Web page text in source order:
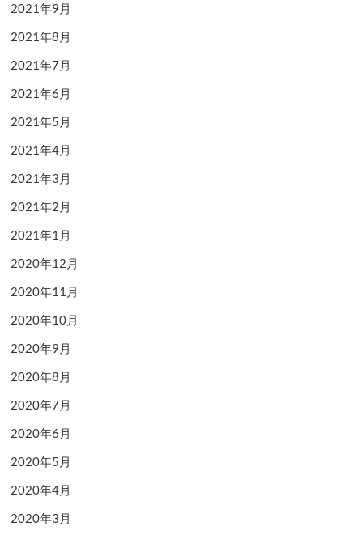
2021年9月
2021年8月
2021年7月
2021年6月
2021年5月
2021年4月
2021年3月
2021年2月
2021年1月
2020年12月
2020年11月
2020年10月
2020年9月
2020年8月
2020年7月
2020年6月
2020年5月
2020年4月
2020年3月